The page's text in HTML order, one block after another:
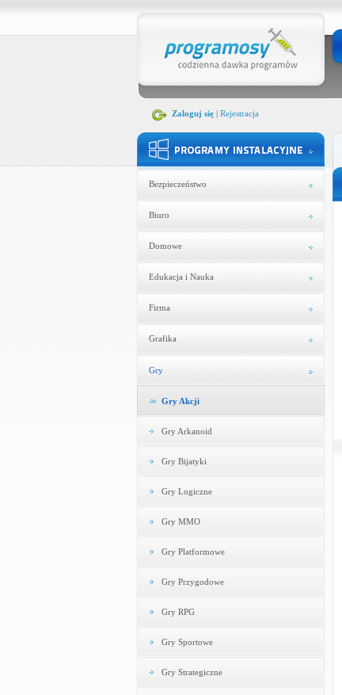
Zaloguj się| Rejestracja
Bezpieczeństwo
Biuro
Domowe
Edukacja i Nauka
Firma
Grafika
Gry
Gry Akcji
Gry Arkanoid
Gry Bijatyki
Gry Logiczne
Gry MMO
Gry Platformowe
Gry Przygodowe
Gry RPG
Gry Sportowe
Gry Strategiczne